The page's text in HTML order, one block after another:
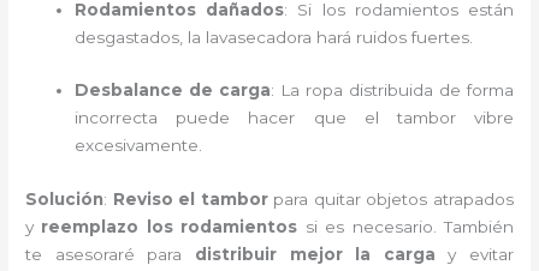
Rodamientos dañados: Si los rodamientos están
desgastados, la lavasecadora hará ruidos fuertes.
Desbalance de carga: La ropa distribuida de forma
incorrecta puede hacer que el tambor vibre
excesivamente.
Solución: Reviso el tamborpara quitar objetos atrapados
y reemplazo los rodamientos si es necesario. También
te asesoraré para distribuir mejor la carga y evitar